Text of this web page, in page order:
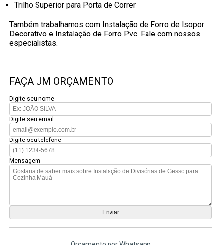
Trilho Superior para Porta de Correr
Também trabalhamos com Instalação de Forro de Isopor
Decorativo e Instalação de Forro Pvc. Fale com nossos
especialistas.
FAÇA UM ORÇAMENTO
Digite seu nome
Digite seu email
Digite seu telefone
Mensagem